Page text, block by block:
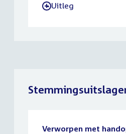
-Uitleg
Verworpen met